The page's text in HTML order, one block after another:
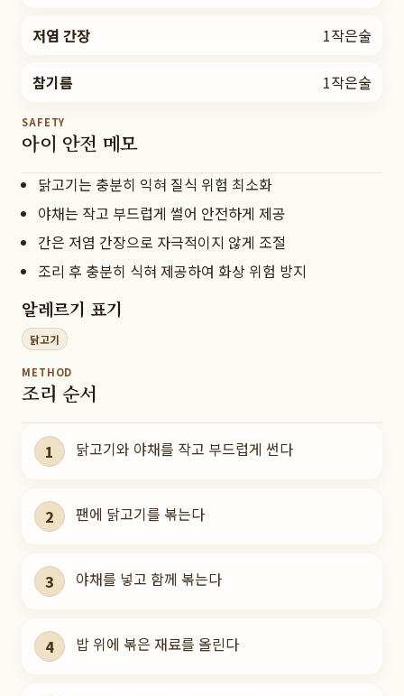
저염 간장 1작은술
참기름 1작은술
SAFETY
아이 안전 메모
닭고기는 충분히 익혀 질식 위험 최소화
야채는 작고 부드럽게 썰어 안전하게 제공
간은 저염 간장으로 자극적이지 않게 조절
조리 후 충분히 식혀 제공하여 화상 위험 방지
알레르기 표기
닭고기
METHOD
조리 순서
1 닭고기와 야채를 작고 부드럽게 썬다
2 팬에 닭고기를 볶는다
3 야채를 넣고 함께 볶는다
4 밥 위에 볶은 재료를 올린다